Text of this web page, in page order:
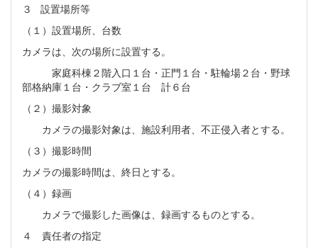
３ 設置場所等
（１）設置場所、台数
カメラは、次の場所に設置する。
家庭科棟２階入口１台・正門１台・駐輪場２台・野球
部格納庫１台・クラブ室１台 計６台
（２）撮影対象
カメラの撮影対象は、施設利用者、不正侵入者とする。
（３）撮影時間
カメラの撮影時間は、終日とする。
（４）録画
カメラで撮影した画像は、録画するものとする。
４ 責任者の指定